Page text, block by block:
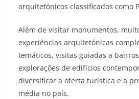
arquitetónicos classificados como
Além de visitar monumentos,
experiências arquitetónicas
temáticos, visitas guiadas a
explorações de edifícios
diversificar a oferta turística e a
média no país.​